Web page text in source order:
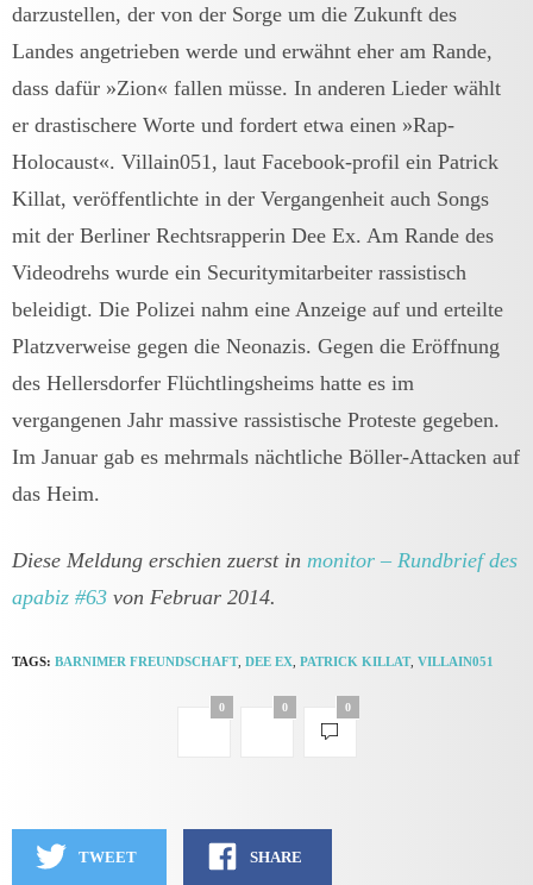
darzustellen, der von der Sorge um die Zukunft des
Landes angetrieben werde und erwähnt eher am Rande,
dass dafür »Zion« fallen müsse. In anderen Lieder wählt
er drastischere Worte und fordert etwa einen »Rap-
Holocaust«. Villain051, laut Facebook-profil ein Patrick
Killat, veröffentlichte in der Vergangenheit auch Songs
mit der Berliner Rechtsrapperin Dee Ex. Am Rande des
Videodrehs wurde ein Securitymitarbeiter rassistisch
beleidigt. Die Polizei nahm eine Anzeige auf und erteilte
Platzverweise gegen die Neonazis. Gegen die Eröffnung
des Hellersdorfer Flüchtlingsheims hatte es im
vergangenen Jahr massive rassistische Proteste gegeben.
Im Januar gab es mehrmals nächtliche Böller-Attacken auf
das Heim.
Diese Meldung erschien zuerst in monitor – Rundbrief des
apabiz #63 von Februar 2014.
TAGS: BARNIMER FREUNDSCHAFT, DEE EX PATRICK KILLAT, VILLAIN051
0 0 0
TWEET SHARE